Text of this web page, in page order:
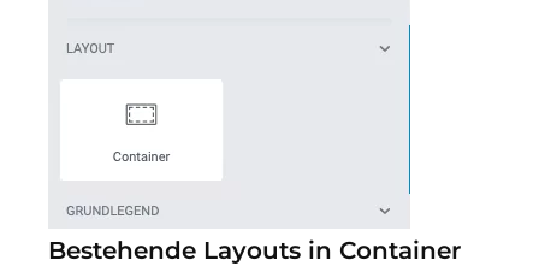
Bestehende Layouts in Container